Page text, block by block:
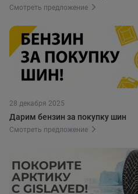
Смотреть предложение
28 декабря 2025
Дарим бензин за покупку шин
Смотреть предложение